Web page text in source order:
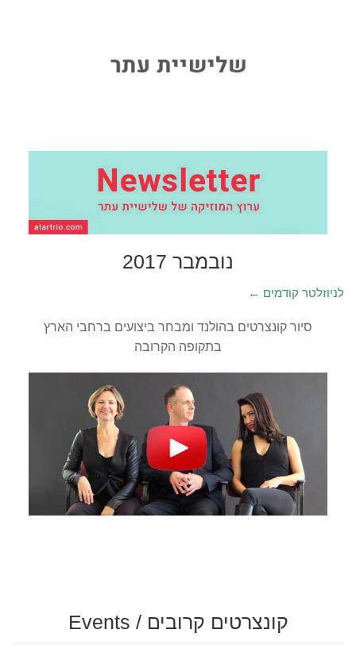
נובמבר 2017
← לניוזלטר קודמים
סיור קונצרטים בהולנד ומבחר ביצועים ברחבי הארץ
בתקופה הקרובה
קונצרטים קרובים / Events